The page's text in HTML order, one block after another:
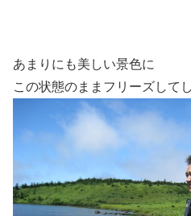
あまりにも美しい景色に
この状態のままフリーズして